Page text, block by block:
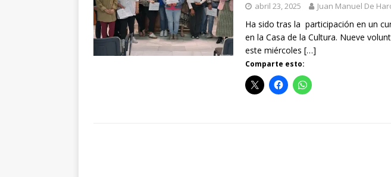
abril 23, 2025 Juan Manuel De
Ha sido tras la participación en un
en la Casa de la Cultura. Nueve
este miércoles […]
Comparte esto: